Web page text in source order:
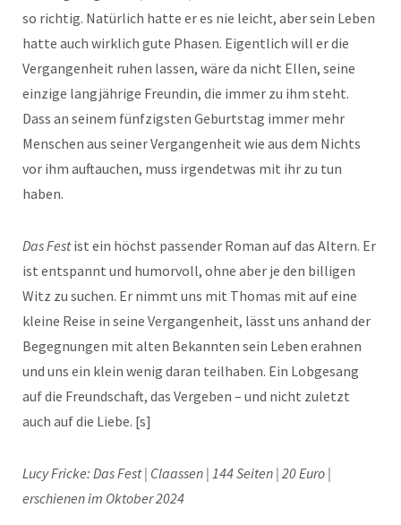
so richtig. Natürlich hatte er es nie leicht, aber sein Leben
hatte auch wirklich gute Phasen. Eigentlich will er die
Vergangenheit ruhen lassen, wäre da nicht Ellen, seine
einzige langjährige Freundin, die immer zu ihm steht.
Dass an seinem fünfzigsten Geburtstag immer mehr
Menschen aus seiner Vergangenheit wie aus dem Nichts
vor ihm auftauchen, muss irgendetwas mit ihr zu tun
haben.
Das Festist ein höchst passender Roman auf das Altern. Er
ist entspannt und humorvoll, ohne aber je den billigen
Witz zu suchen. Er nimmt uns mit Thomas mit auf eine
kleine Reise in seine Vergangenheit, lässt uns anhand der
Begegnungen mit alten Bekannten sein Leben erahnen
und uns ein klein wenig daran teilhaben. Ein Lobgesang
auf die Freundschaft, das Vergeben – und nicht zuletzt
auch auf die Liebe. [s]
Lucy Fricke: Das Fest | Claassen | 144 Seiten | 20 Euro |
erschienen im Oktober 2024